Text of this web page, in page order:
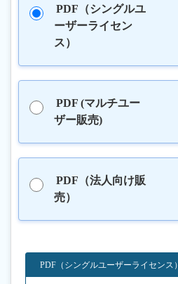
PDF（シングルユ
ーザーライセン
ス）
PDF (マルチユー
ザー販売)
PDF（法人向け販
売）
PDF（シングルユーザーライセンス）